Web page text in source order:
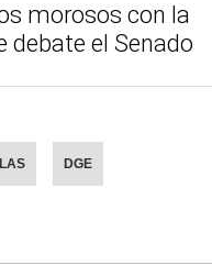
morosos con la
debate el Senado
DGE